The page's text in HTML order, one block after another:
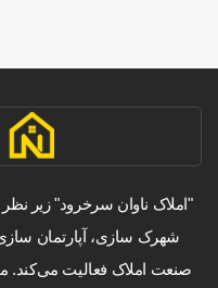
"املاک ناوان سرخرود" زیر
شهرک سازی، آپارتمان
صنعت املاک فعالیت می‌کند.